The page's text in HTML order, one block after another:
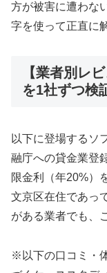
方が被害に遭わな
字を使って正直に
【業者別レ
を1社ずつ検
以下に登場するソ
融庁への貸金業登
限金利（年20%）
文京区在住であっ
がある業者でも、
※以下の口コミ・